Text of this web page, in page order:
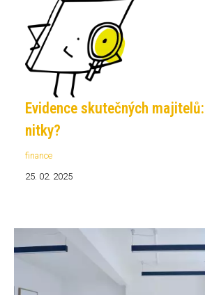
Evidence skutečných
nitky?
finance
25. 02. 2025